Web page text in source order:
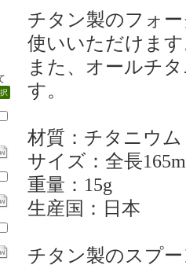
チタン製のフォ
使いいただけま
また、オールチ
す。
材質：チタニウム
サイズ：全長
重量：15g
生産国：日本
チタン製のスプ